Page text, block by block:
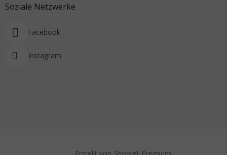
Soziale Netzwerke
Facebook
Instagram
Erstellt von Shoptet Premium